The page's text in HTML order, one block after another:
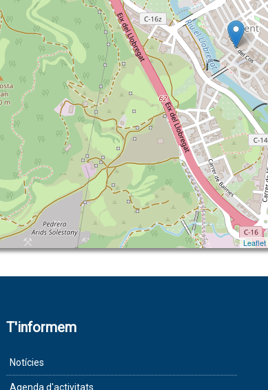
Leaflet
T'informem
Notícies
Agenda d'activitats